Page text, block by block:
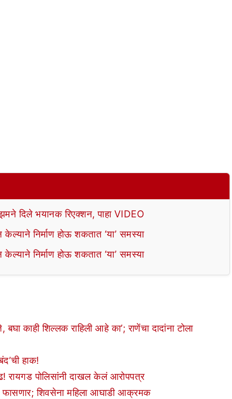
दिले भयानक रिएक्शन, पाहा VIDEO
निर्माण होऊ शकतात ‘या’ समस्या
निर्माण होऊ शकतात ‘या’ समस्या
काही शिल्लक राहिली आहे का’; राणेंचा दादांना टोला
हाक!
रायगड पोलिसांनी दाखल केलं आरोपपत्र
फासणार; शिवसेना महिला आघाडी आक्रमक